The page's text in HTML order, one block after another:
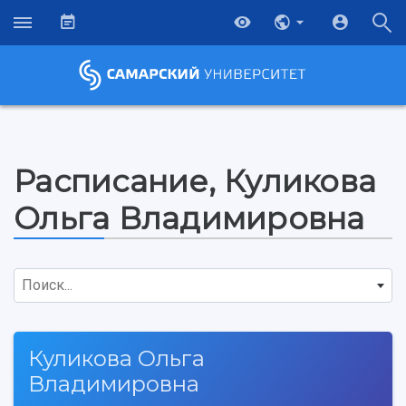
НАЗАД
Об университете
Новости
Образование
Научно-исследовательская деятельность
Расписание, Куликова
Ольга Владимировна
Поиск...
Куликова Ольга
Владимировна